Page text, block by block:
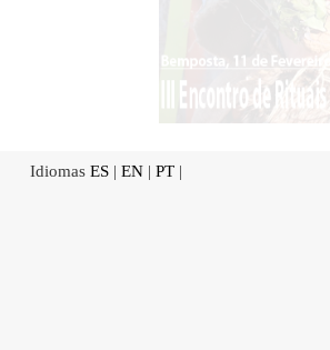
Idiomas ES | EN | PT |